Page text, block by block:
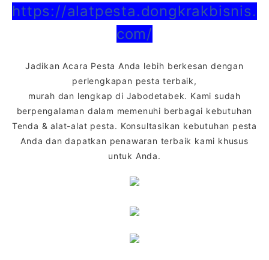
https://alatpesta.dongkrakbisnis.
com/
Jadikan Acara Pesta Anda lebih berkesan dengan
perlengkapan pesta terbaik,
murah dan lengkap di Jabodetabek. Kami sudah
berpengalaman dalam memenuhi berbagai kebutuhan
Tenda & alat-alat pesta. Konsultasikan kebutuhan pesta
Anda dan dapatkan penawaran terbaik kami khusus
untuk Anda.